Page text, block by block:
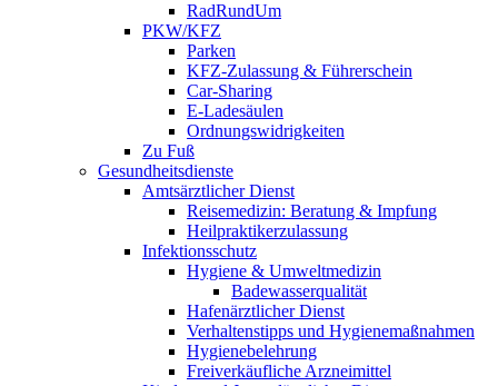
RadRundUm
PKW/KFZ
Parken
KFZ-Zulassung & Führerschein
Car-Sharing
E-Ladesäulen
Ordnungswidrigkeiten
Zu Fuß
Gesundheitsdienste
Amtsärztlicher Dienst
Reisemedizin: Beratung & Impfung
Heilpraktikerzulassung
Infektionsschutz
Hygiene & Umweltmedizin
Badewasserqualität
Hafenärztlicher Dienst
Verhaltenstipps und Hygienemaßnahmen
Hygienebelehrung
Freiverkäufliche Arzneimittel